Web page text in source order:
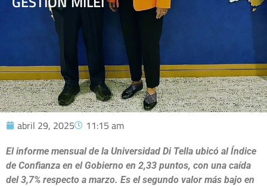
abril 29, 2025 11:15 am
El informe mensual de la Universidad Di Tella ubicó al Índice
de Confianza en el Gobierno en 2,33 puntos, con una caída
del 3,7% respecto a marzo. Es el segundo valor más bajo en